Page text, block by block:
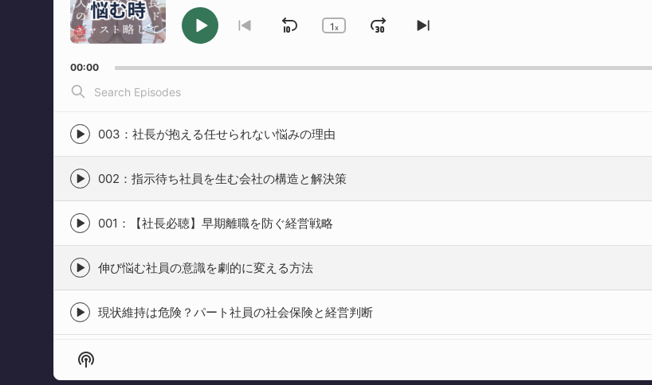
Change
Rate
1x
Go
previous
Skip
Play
Pause
JumpSkip
next
00:00
Episodes
Episode
play
icon
003：社長が抱える任せられない悩みの理由
Episode
play
icon
002：指示待ち社員を生む会社の構造と解決策
Episode
play
icon
001：【社長必聴】早期離職を防ぐ経営戦略
Episode
play
icon
伸び悩む社員の意識を劇的に変える方法
Episode
play
icon
現状維持は危険？パート社員の社会保険と経営判断
Show
Podcast